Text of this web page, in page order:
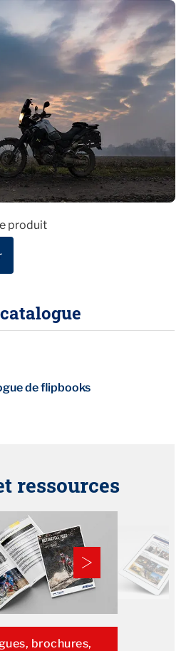
produit
de flipbooks
ressources
brochures,